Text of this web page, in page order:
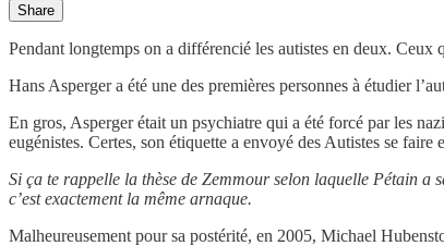
Share
Pendant longtemps on a différencié les autistes en deux. Ceux
Hans Asperger a été une des premières personnes à étudier
En gros, Asperger était un psychiatre qui a été forcé par les
eugénistes. Certes, son étiquette a envoyé des Autistes se
Si ça te rappelle la thèse de Zemmour selon laquelle Pétain
c’est exactement la même arnaque.
Malheureusement pour sa postérité, en 2005, Michael